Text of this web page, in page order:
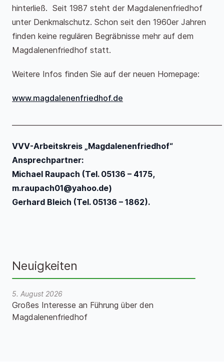
hinterließ. Seit 1987 steht der Magdalenenfriedhof
unter Denkmalschutz. Schon seit den 1960er Jahren
finden keine regulären Begräbnisse mehr auf dem
Magdalenenfriedhof statt.
Weitere Infos finden Sie auf der neuen Homepage:
www.magdalenenfriedhof.de
VVV-Arbeitskreis „Magdalenenfriedhof“
Ansprechpartner:
Michael Raupach (Tel. 05136 – 4175,
m.raupach01@yahoo.de)
Gerhard Bleich (Tel. 05136 – 1862).
Neuigkeiten
5. August 2026
Großes Interesse an Führung über den
Magdalenenfriedhof